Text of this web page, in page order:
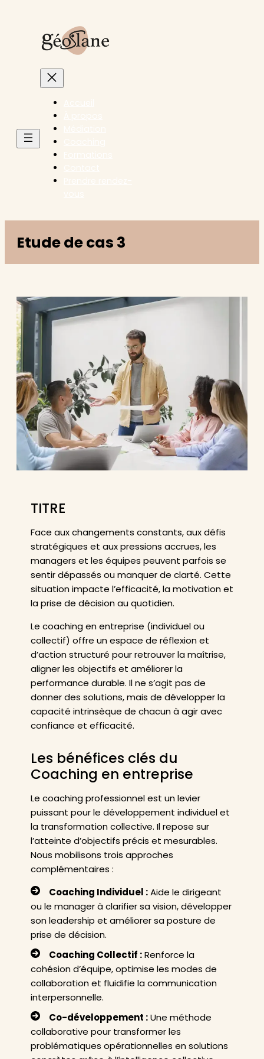
Etude de cas 3
TITRE
Face aux changements constants, aux défis
stratégiques et aux pressions accrues, les
managers et les équipes peuvent parfois se
sentir dépassés ou manquer de clarté. Cette
situation impacte l’efficacité, la motivation et
la prise de décision au quotidien.
Le coaching en entreprise (individuel ou
collectif) offre un espace de réflexion et
d’action structuré pour retrouver la maîtrise,
aligner les objectifs et améliorer la
performance durable. Il ne s’agit pas de
donner des solutions, mais de développer la
capacité intrinsèque de chacun à agir avec
confiance et efficacité.
Les bénéfices clés du
Coaching en entreprise
Le coaching professionnel est un levier
puissant pour le développement individuel et
la transformation collective. Il repose sur
l’atteinte d’objectifs précis et mesurables.
Nous mobilisons trois approches
complémentaires :
Coaching Individuel :Aide le dirigeant
ou le manager à clarifier sa vision, développer
son leadership et améliorer sa posture de
prise de décision.
Coaching Collectif :Renforce la
cohésion d’équipe, optimise les modes de
collaboration et fluidifie la communication
interpersonnelle.
Co-développement :Une méthode
collaborative pour transformer les
problématiques opérationnelles en solutions